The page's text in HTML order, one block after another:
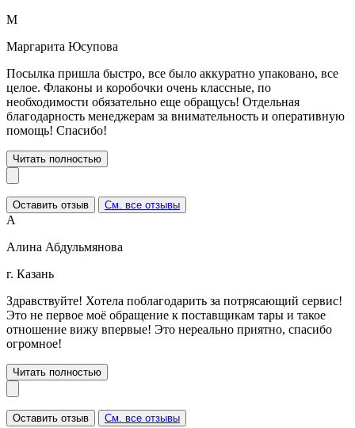
М
Маргарита Юсупова
Посылка пришла быстро, все было аккуратно упаковано, все
целое. Флаконы и коробочки очень классные, по
необходимости обязательно еще обращусь! Отдельная
благодарность менеджерам за внимательность и оперативную
помощь! Спасибо!
Читать полностью
Оставить отзыв См. все отзывы
А
Алина Абдульмянова
г. Казань
Здравствуйте! Хотела поблагодарить за потрясающий сервис!
Это не первое моё обращение к поставщикам тары и такое
отношение вижу впервые! Это нереально приятно, спасибо
огромное!
Читать полностью
Оставить отзыв См. все отзывы